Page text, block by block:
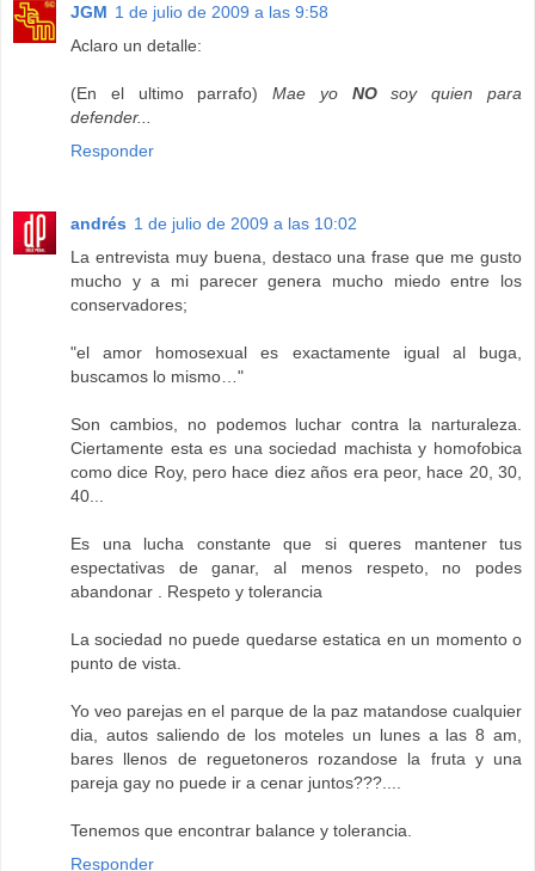
JGM 1 de julio de 2009 a las 9:58
Aclaro un detalle:
(En el ultimo parrafo)Mae yo NOsoy quien para
defender...
Responder
andrés 1 de julio de 2009 a las 10:02
La entrevista muy buena, destaco una frase que me gusto
mucho y a mi parecer genera mucho miedo entre los
conservadores;
"el amor homosexual es exactamente igual al buga,
buscamos lo mismo…"
Son cambios, no podemos luchar contra la narturaleza.
Ciertamente esta es una sociedad machista y homofobica
como dice Roy, pero hace diez años era peor, hace 20, 30,
40...
Es una lucha constante que si queres mantener tus
espectativas de ganar, al menos respeto, no podes
abandonar . Respeto y tolerancia
La sociedad no puede quedarse estatica en un momento o
punto de vista.
Yo veo parejas en el parque de la paz matandose cualquier
dia, autos saliendo de los moteles un lunes a las 8 am,
bares llenos de reguetoneros rozandose la fruta y una
pareja gay no puede ir a cenar juntos???....
Tenemos que encontrar balance y tolerancia.
Responder